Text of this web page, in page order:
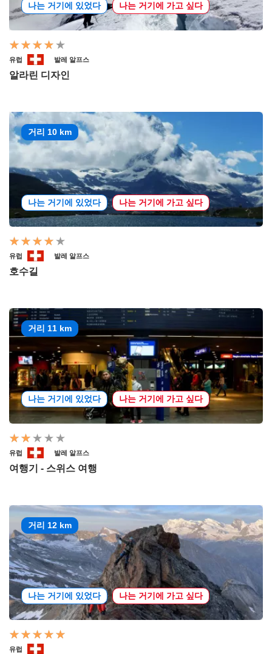
나는 거기에 있었다 나는 거기에 가고 싶다
유럽 발레 알프스
알라린 디자인
거리 10 km
나는 거기에 있었다 나는 거기에 가고 싶다
유럽 발레 알프스
호수길
거리 11 km
나는 거기에 있었다 나는 거기에 가고 싶다
유럽 발레 알프스
여행기 - 스위스 여행
거리 12 km
나는 거기에 있었다 나는 거기에 가고 싶다
유럽